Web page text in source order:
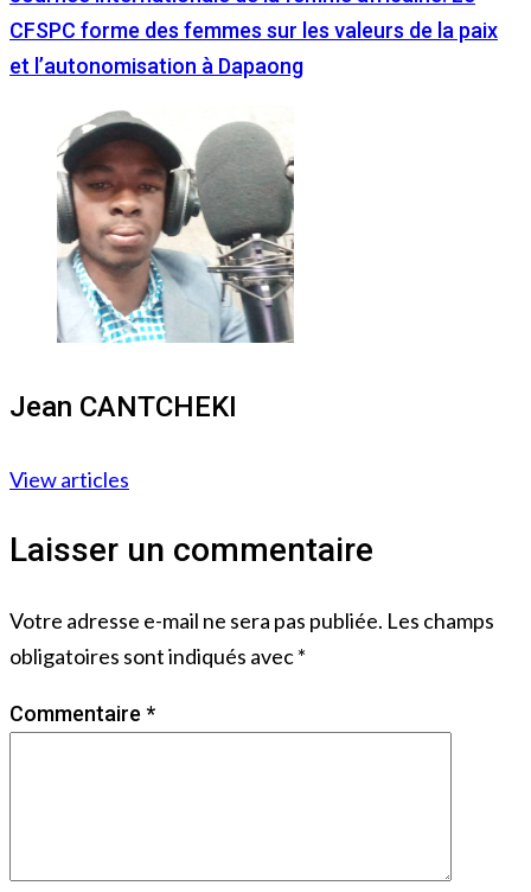
CFSPC forme des femmes sur les valeurs de la paix
et l’autonomisation à Dapaong
Jean CANTCHEKI
View articles
Laisser un commentaire
Votre adresse e-mail ne sera pas publiée. Les champs
obligatoires sont indiqués avec*
Commentaire *